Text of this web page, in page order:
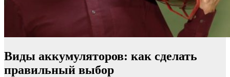
Виды аккумуляторов: как сделать
правильный выбор